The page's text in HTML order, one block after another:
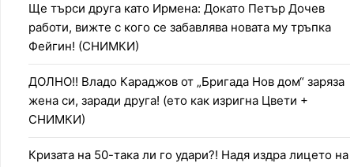
Ще търси друга като Ирмена: Докато Петър Дочев
работи, вижте с кого се забавлява новата му тръпка
Фейгин! (СНИМКИ)
ДОЛНО!! Владо Караджов от „Бригада Нов дом“ заряза
жена си, заради друга! (ето как изригна Цвети +
СНИМКИ)
Кризата на 50-така ли го удари?! Надя издра лицето на